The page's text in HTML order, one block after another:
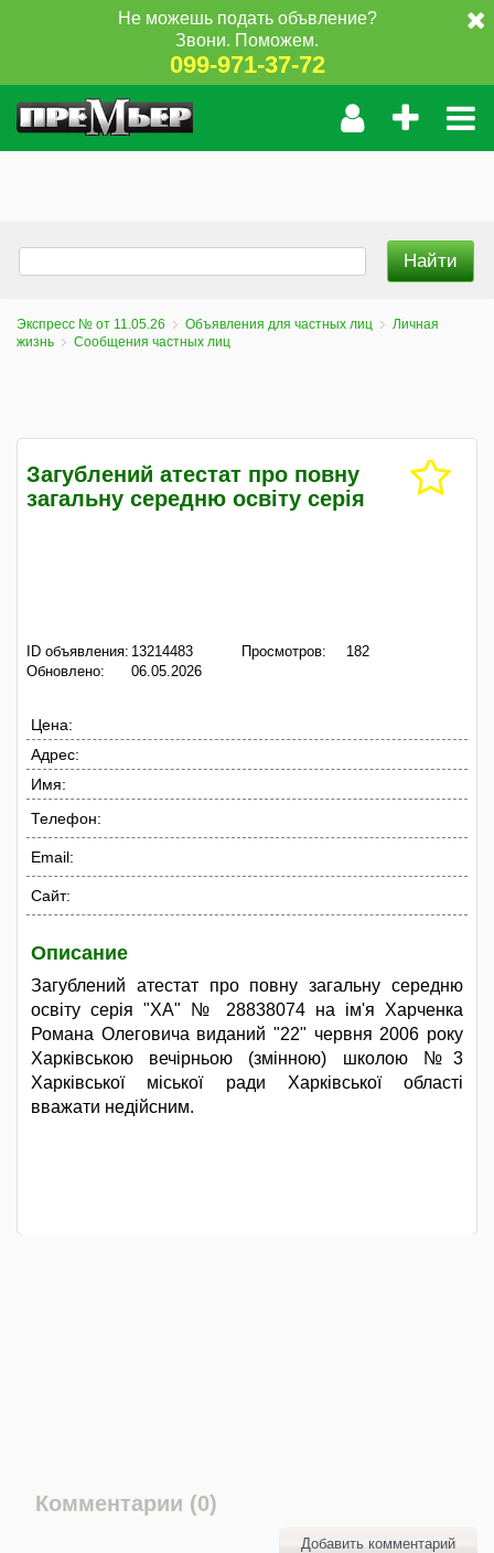
Не можешь подать объвление?
Звони. Поможем.
099-971-37-72
Экспресс № от 11.05.26 Объявления для частных лиц
Личная
жизнь
Сообщения частных лиц
Загублений атестат про повну
загальну середню освіту серія
ID объявления: 13214483
Обновлено:
06.05.2026
Просмотров: 182
Цена:
Адрес:
Имя:
Телефон:
Email:
Сайт:
Описание
Загублений атестат про повну загальну середню
освіту серія "ХА" № 28838074 на ім'я Харченка
Романа Олеговича виданий "22" червня 2006 року
Харківською вечірньою (змінною) школою №3
Харківської міської ради Харківської області
вважати недійсним.
Комментарии (0)
Добавить комментарий